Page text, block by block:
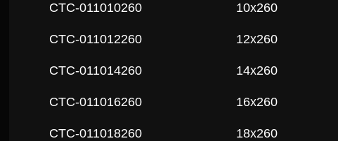
СTC-011010260 10x260
СTC-011012260 12x260
СTC-011014260 14x260
СTC-011016260 16x260
СTC-011018260 18x260